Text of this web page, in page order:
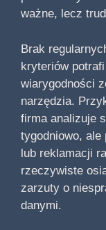
ważne, lecz
Brak
kryteriów
wiarygodności
narzędzia.
firma analizuje
tygodniowo, ale
lub reklamacji
rzeczywiste
zarzuty o
danymi.